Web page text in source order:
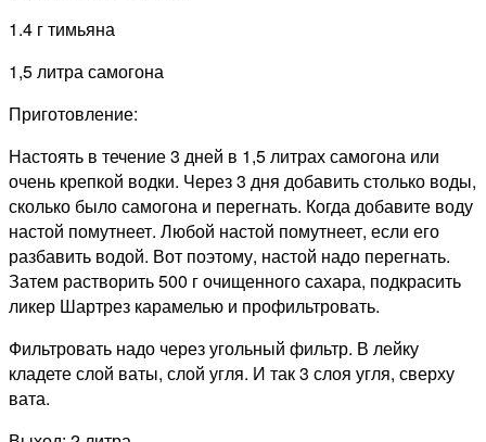
1.4 г тимьяна
1,5 литра самогона
Приготовление:
Настоять в течение 3 дней в 1,5 литрах самогона или
очень крепкой водки. Через 3 дня добавить столько воды,
сколько было самогона и перегнать. Когда добавите воду
настой помутнеет. Любой настой помутнеет, если его
разбавить водой. Вот поэтому, настой надо перегнать.
Затем растворить 500 г очищенного сахара, подкрасить
ликер Шартрез карамелью и профильтровать.
Фильтровать надо через угольный фильтр. В лейку
кладете слой ваты, слой угля. И так 3 слоя угля, сверху
вата.